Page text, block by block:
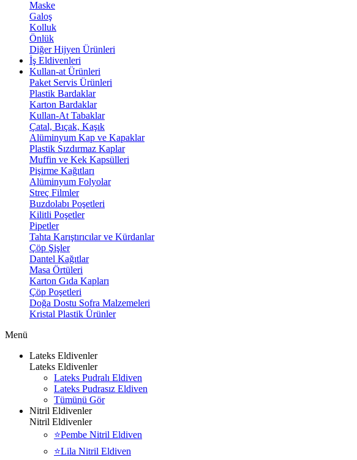
Maske
Galoş
Kolluk
Önlük
Diğer Hijyen Ürünleri
İş Eldivenleri
Kullan-at Ürünleri
Paket Servis Ürünleri
Plastik Bardaklar
Karton Bardaklar
Kullan-At Tabaklar
Çatal, Bıçak, Kaşık
Alüminyum Kap ve Kapaklar
Plastik Sızdırmaz Kaplar
Muffin ve Kek Kapsülleri
Pişirme Kağıtları
Alüminyum Folyolar
Streç Filmler
Buzdolabı Poşetleri
Kilitli Poşetler
Pipetler
Tahta Karıştırıcılar ve Kürdanlar
Çöp Şişler
Dantel Kağıtlar
Masa Örtüleri
Karton Gıda Kapları
Çöp Poşetleri
Doğa Dostu Sofra Malzemeleri
Kristal Plastik Ürünler
Menü
Lateks Eldivenler
Lateks Eldivenler
Lateks Pudralı Eldiven
Lateks Pudrasız Eldiven
Tümünü Gör
Nitril Eldivenler
Nitril Eldivenler
⭐Pembe Nitril Eldiven
⭐Lila Nitril Eldiven